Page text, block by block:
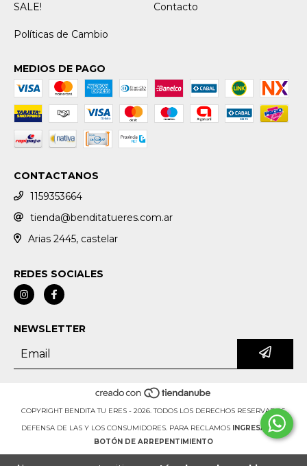
SALE! Contacto
Políticas de Cambio
MEDIOS DE PAGO
CONTACTANOS
1159353664
tienda@benditatueres.com.ar
Arias 2445, castelar
REDES SOCIALES
NEWSLETTER
COPYRIGHT BENDITA TU ERES - 2026. TODOS LOS DERECHOS RESERVADOS.
DEFENSA DE LAS Y LOS CONSUMIDORES. PARA RECLAMOS
INGRESÁ ACÁ.
BOTÓN DE ARREPENTIMIENTO